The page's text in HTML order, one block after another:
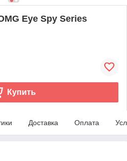
Eye Spy Series
Купить
Доставка Оплата